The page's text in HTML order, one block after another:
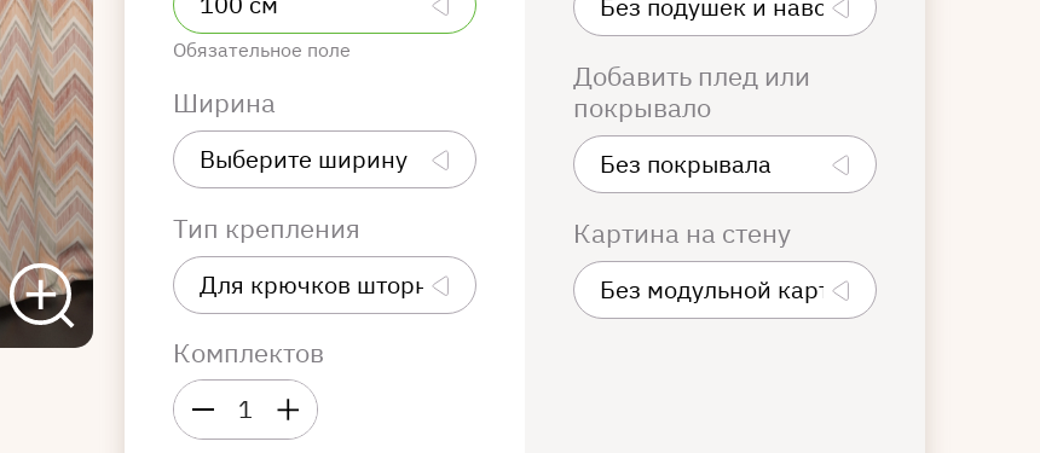
Обязательное поле
Ширина
Тип крепления
Комплектов
1
Добавить плед или
покрывало
Картина на стену